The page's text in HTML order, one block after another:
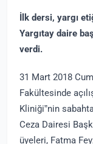
İlk dersi, yargı
Yargıtay daire
verdi.
31 Mart 2018
Fakültesinde
Kliniği”nin
Ceza Dairesi
üyeleri, Fatma